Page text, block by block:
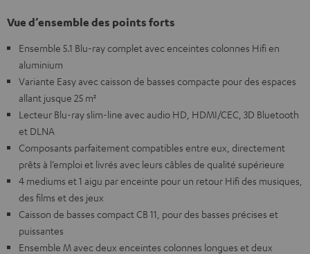
Vue d’ensemble des points forts
Ensemble 5.1 Blu-ray complet avec enceintes colonnes Hifi en
aluminium
Variante Easy avec caisson de basses compacte pour des espaces
allant jusque 25 m²
Lecteur Blu-ray slim-line avec audio HD, HDMI/CEC, 3D Bluetooth
et DLNA
Composants parfaitement compatibles entre eux, directement
prêts à l’emploi et livrés avec leurs câbles de qualité supérieure
4 mediums et 1 aigu par enceinte pour un retour Hifi des musiques,
des films et des jeux
Caisson de basses compact CB 11, pour des basses précises et
puissantes
Ensemble M avec deux enceintes colonnes longues et deux